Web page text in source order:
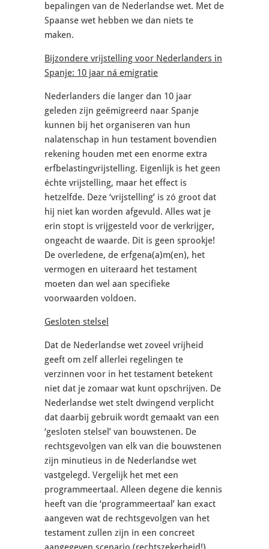
bepalingen van de Nederlandse wet. Met de
Spaanse wet hebben we dan niets te
maken.
Bijzondere vrijstelling voor Nederlanders in
Spanje: 10 jaar ná emigratie
Nederlanders die langer dan 10 jaar
geleden zijn geëmigreerd naar Spanje
kunnen bij het organiseren van hun
nalatenschap in hun testament bovendien
rekening houden met een enorme extra
erfbelastingvrijstelling. Eigenlijk is het geen
échte vrijstelling, maar het effect is
hetzelfde. Deze ‘vrijstelling’ is zó groot dat
hij niet kan worden afgevuld. Alles wat je
erin stopt is vrijgesteld voor de verkrijger,
ongeacht de waarde. Dit is geen sprookje!
De overledene, de erfgena(a)m(en), het
vermogen en uiteraard het testament
moeten dan wel aan specifieke
voorwaarden voldoen.
Gesloten stelsel
Dat de Nederlandse wet zoveel vrijheid
geeft om zelf allerlei regelingen te
verzinnen voor in het testament betekent
niet dat je zomaar wat kunt opschrijven. De
Nederlandse wet stelt dwingend verplicht
dat daarbij gebruik wordt gemaakt van een
‘gesloten stelsel’ van bouwstenen. De
rechtsgevolgen van elk van die bouwstenen
zijn minutieus in de Nederlandse wet
vastgelegd. Vergelijk het met een
programmeertaal. Alleen degene die kennis
heeft van die ‘programmeertaal’ kan exact
aangeven wat de rechtsgevolgen van het
testament zullen zijn in een concreet